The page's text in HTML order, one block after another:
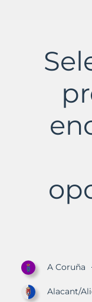
A Coruña
Alacant/